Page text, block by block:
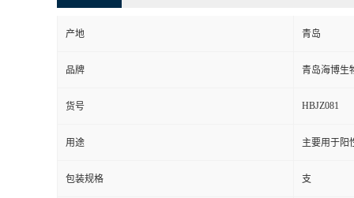
产地 青岛
品牌 青岛海博生
货号 HBJZ081
用途 主要用于阳
包装规格 支